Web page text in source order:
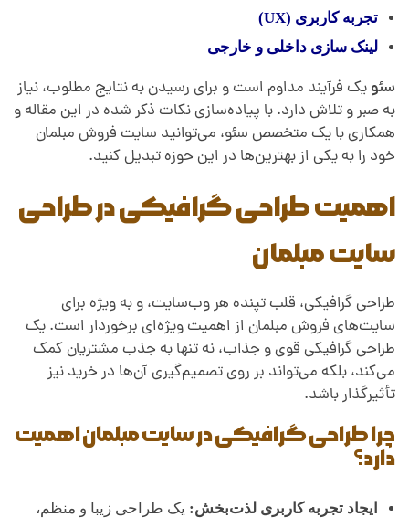
تجربه کاربری (UX)
لینک سازی داخلی و خارجی
سئویک فرآیند مداوم است و برای رسیدن به نتایج مطلوب، نیاز
به صبر و تلاش دارد. با پیاده‌سازی نکات ذکر شده در این مقاله و
همکاری با یک متخصص سئو، می‌توانید سایت فروش مبلمان
خود را به یکی از بهترین‌ها در این حوزه تبدیل کنید.
اهمیت طراحی گرافیکی در طراحی
سایت مبلمان
طراحی گرافیکی، قلب تپنده هر وب‌سایت، و به ویژه برای
سایت‌های فروش مبلمان از اهمیت ویژه‌ای برخوردار است. یک
طراحی گرافیکی قوی و جذاب، نه تنها به جذب مشتریان کمک
می‌کند، بلکه می‌تواند بر روی تصمیم‌گیری آن‌ها در خرید نیز
تأثیرگذار باشد.
چرا طراحی گرافیکی در سایت مبلمان اهمیت
دارد؟
ایجاد تجربه کاربری لذت‌بخش: یک طراحی زیبا و منظم،